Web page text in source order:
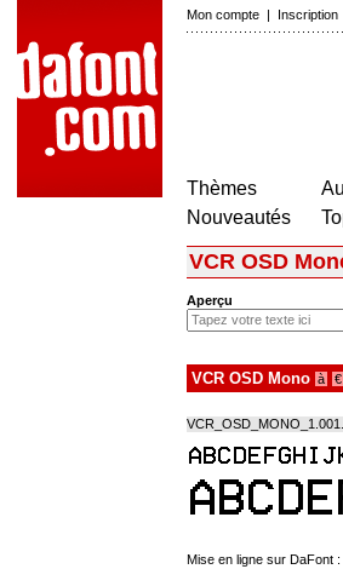
Mon compte | Inscription
Thèmes
Nouveautés
VCR OSD
Aperçu
VCR OSD Mono à €
Mise en ligne sur DaFont